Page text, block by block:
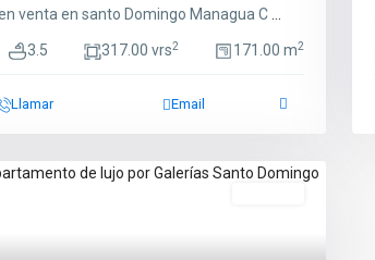
venta en santo Domingo Managua C
3.5 317.00 vrs2 171.00 m2
Llamar Email